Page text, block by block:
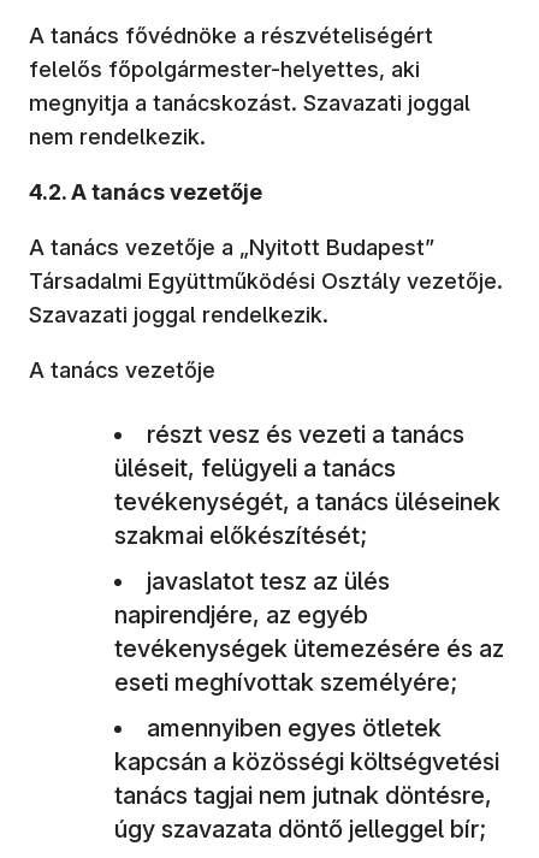
A tanács fővédnöke a részvételiségért
felelős főpolgármester-helyettes, aki
megnyitja a tanácskozást. Szavazati joggal
nem rendelkezik.
4.2. A tanács vezetője
A tanács vezetője a „Nyitott Budapest”
Társadalmi Együttműködési Osztály vezetője.
Szavazati joggal rendelkezik.
A tanács vezetője
részt vesz és vezeti a tanács
üléseit, felügyeli a tanács
tevékenységét, a tanács üléseinek
szakmai előkészítését;
javaslatot tesz az ülés
napirendjére, az egyéb
tevékenységek ütemezésére és az
eseti meghívottak személyére;
amennyiben egyes ötletek
kapcsán a közösségi költségvetési
tanács tagjai nem jutnak döntésre,
úgy szavazata döntő jelleggel bír;